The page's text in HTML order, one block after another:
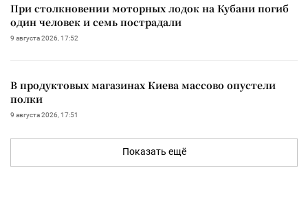
При столкновении моторных лодок на Кубани погиб
один человек и семь пострадали
9 августа 2026, 17:52
В продуктовых магазинах Киева массово опустели
полки
9 августа 2026, 17:51
Показать ещё